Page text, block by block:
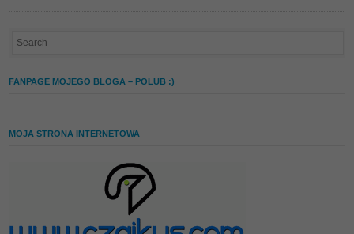
FANPAGE MOJEGO BLOGA – POLUB :)
MOJA STRONA INTERNETOWA